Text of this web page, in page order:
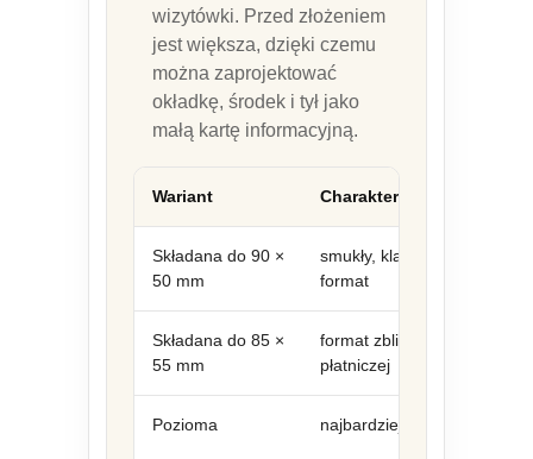
wizytówki. Przed złożeniem
jest większa, dzięki czemu
można zaprojektować
okładkę, środek i tył jako
małą kartę informacyjną.
Wariant Charakter
Składana do 90 ×
50 mm
smukły, klasyczny
format
Składana do 85 ×
55 mm
format zbliżony do karty
płatniczej
Pozioma najbardziej uniwersalna